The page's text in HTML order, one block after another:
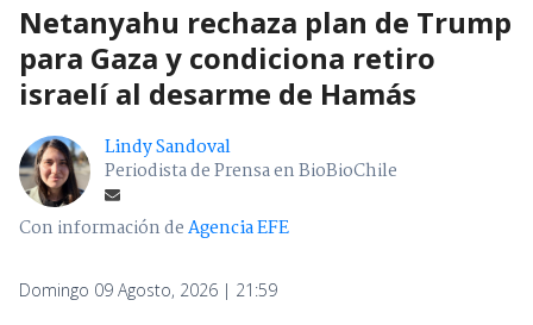
Netanyahu rechaza plan de Trump
para Gaza y condiciona retiro
israelí al desarme de Hamás
Lindy Sandoval
Periodista de Prensa en BioBioChile
Con información deAgencia EFE
Domingo 09 Agosto, 2026 | 21:59